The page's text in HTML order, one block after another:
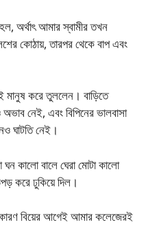
অর্থাৎ আমার স্বামীর তখন
কোঠায়, তারপর থেকে বাপ এবং
মানুষ করে তুললেন। বাড়িতে
নেই, এবং বিপিনের ভালবাসা
ঘাটতি নেই।
কালো বালে ঘেরা মোটা কালো
করে ঢুকিয়ে দিল।
বিয়ের আগেই আমার কলেজেরই